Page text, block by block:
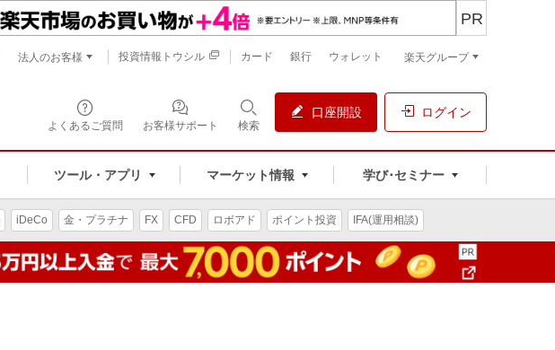
よくあるご質問 お客様サポート 検索
口座開設 ログイン
ツール・アプリ マーケット情報 学び･セミナー
PR
法人のお客様 投資情報トウシル カード 銀行 ウォレット 楽天グループ
iDeCo 金・プラチナ FX CFD ロボアド ポイント投資 IFA(運用相談)